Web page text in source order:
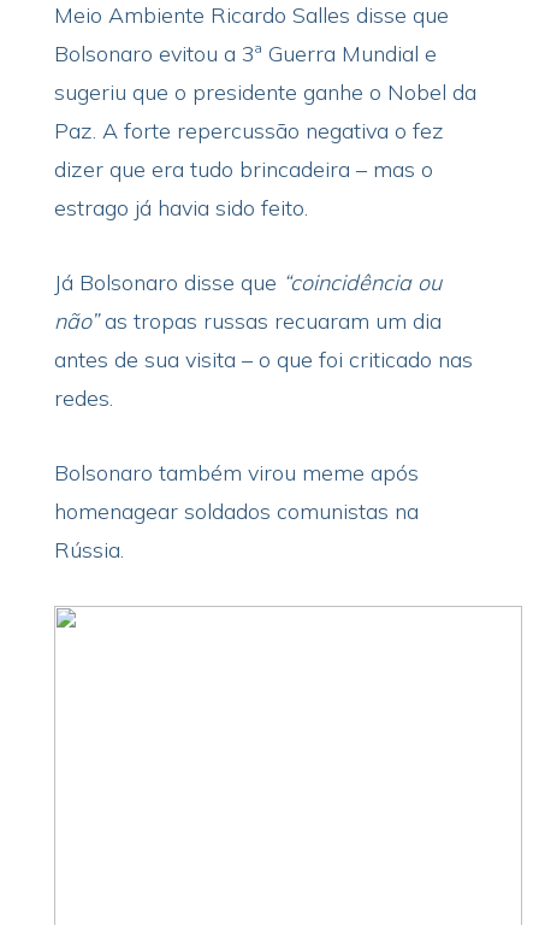
Meio Ambiente Ricardo Salles disse que
Bolsonaro evitou a 3ª Guerra Mundial e
sugeriu que o presidente ganhe o Nobel da
Paz. A forte repercussão negativa o fez
dizer que era tudo brincadeira – mas o
estrago já havia sido feito.
Já Bolsonaro disse que “coincidência ou
não”as tropas russas recuaram um dia
antes de sua visita – o que foi criticado nas
redes.
Bolsonaro também virou meme após
homenagear soldados comunistas na
Rússia.